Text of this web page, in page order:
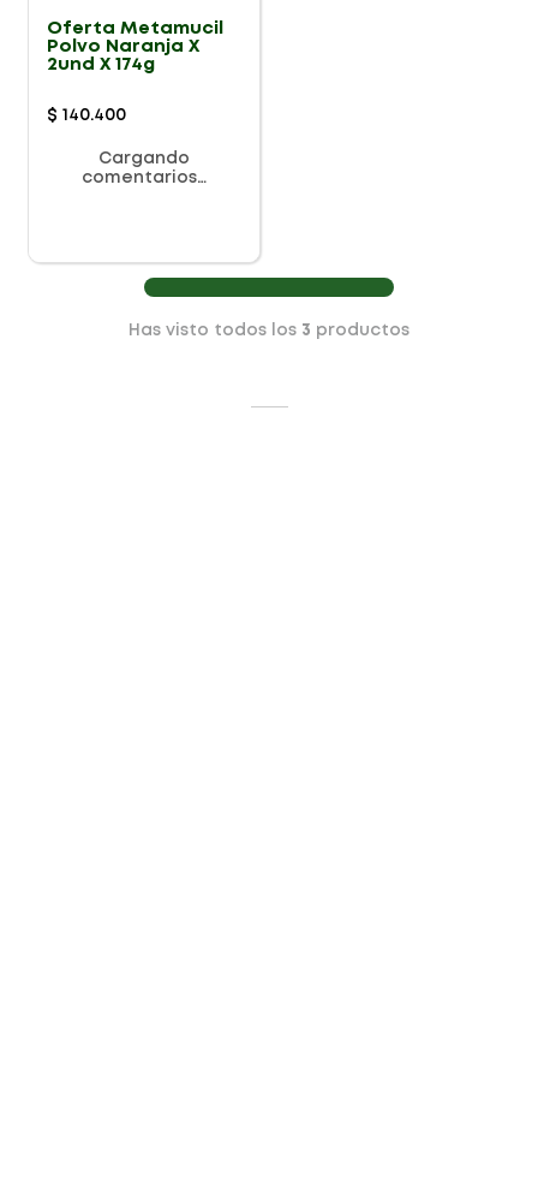
Oferta Metamucil
Polvo Naranja X
2und X 174g
$ 140.400
Cargando
comentarios…
Has visto todos los 3 productos